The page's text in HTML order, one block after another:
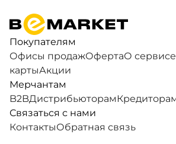
Покупателям
Офисы продажОфертаО сервисе
картыАкции
Мерчантам
B2BДистрибьюторам
Связаться с нами
КонтактыОбратная связь